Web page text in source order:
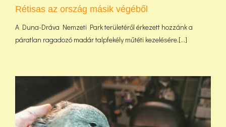
Rétisas az ország másik végéből
A Duna-Dráva Nemzeti Park területéről érkezett hozzánk a
páratlan ragadozó madár talpfekély műtéti kezelésére.[...]